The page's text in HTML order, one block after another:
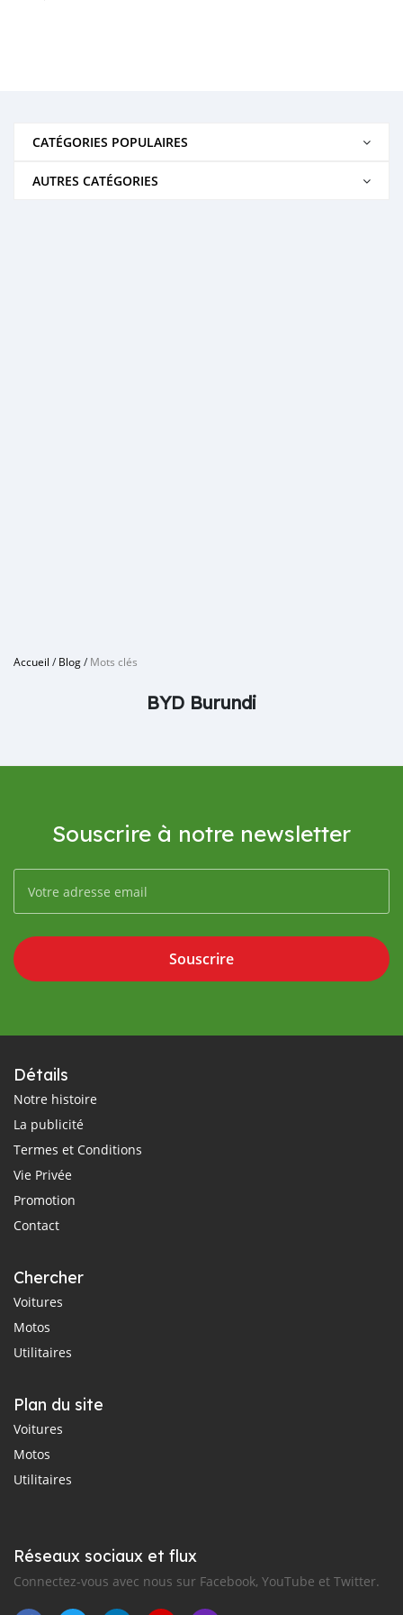
CATÉGORIES POPULAIRES
AUTRES CATÉGORIES
Accueil /Blog/Mots clés
BYD Burundi
Souscrire à notre newsletter
Souscrire
Détails
Notre histoire
La publicité
Termes et Conditions
Vie Privée
Promotion
Contact
Chercher
Voitures
Motos
Utilitaires
Plan du site
Voitures
Motos
Utilitaires
Réseaux sociaux et flux
Connectez-vous avec nous sur Facebook, YouTube et Twitter.